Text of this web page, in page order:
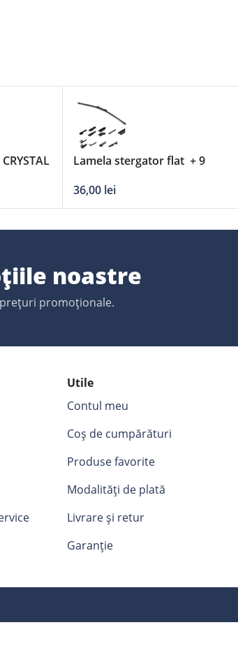
Lamela stergator flat + 9
36,00 lei
noastre
promoționale.
Utile
Contul meu
Coș de cumpărături
Produse favorite
Modalități de plată
Livrare și retur
Garanție